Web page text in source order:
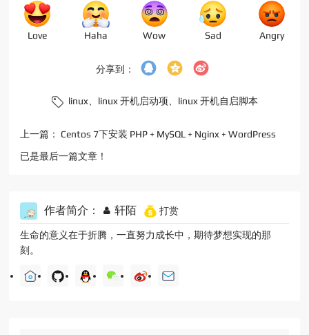
Love Haha Wow Sad Angry
分享到：
linux、 linux 开机启动项、 linux 开机自启脚本
上一篇：Centos 7下安装 PHP + MySQL + Nginx + WordPress
已是最后一篇文章！
作者简介： 轩陌 打赏
生命的意义在于折腾，一直努力成长中，期待梦想实现的那
刻。